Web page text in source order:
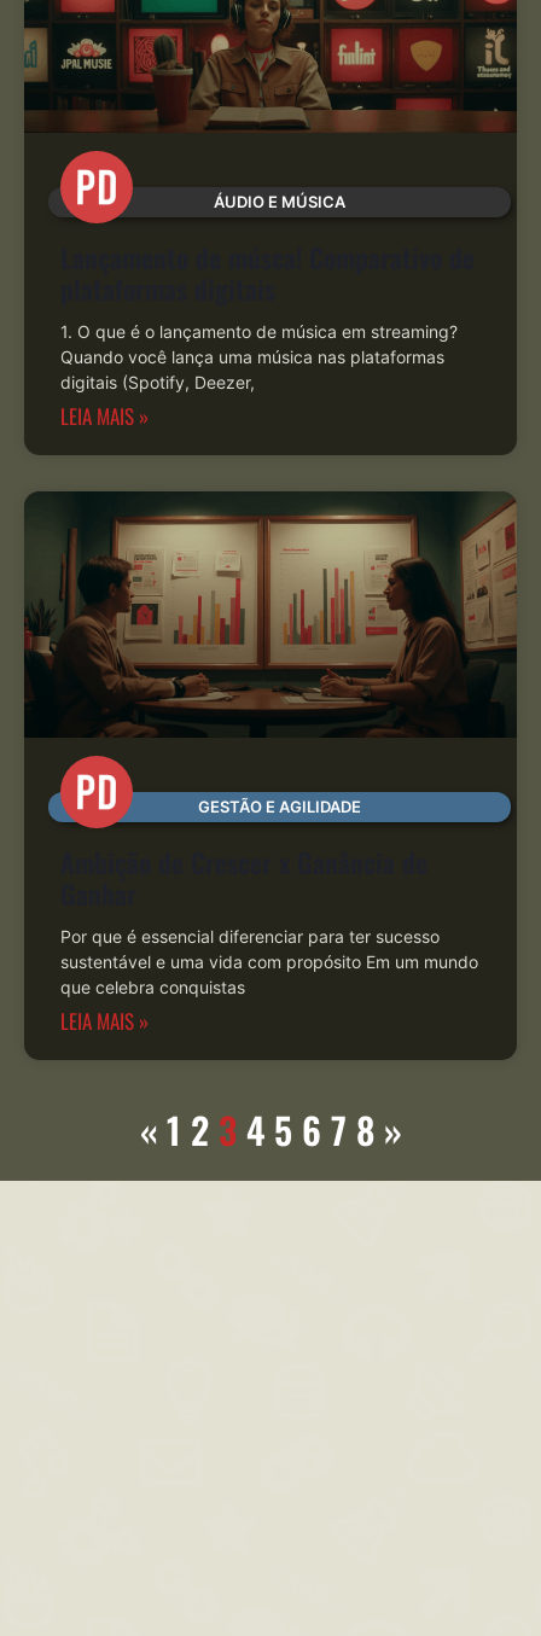
ÁUDIO E MÚSICA
1. O que é o lançamento de música em streaming?
Quando você lança uma música nas plataformas
digitais (Spotify, Deezer,
LEIA MAIS »
GESTÃO E AGILIDADE
Por que é essencial diferenciar para ter sucesso
sustentável e uma vida com propósito Em um mundo
que celebra conquistas
LEIA MAIS »
« 1 2 3 4 5 6 7 8 »